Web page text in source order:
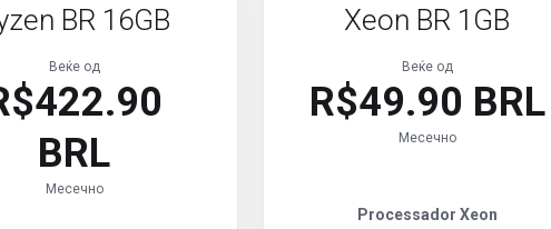
BR 16GB
Веќе од
BRL
Месечно
Xeon BR 1GB
Веќе од
R$49.90 BRL
Месечно
Processador Xeon